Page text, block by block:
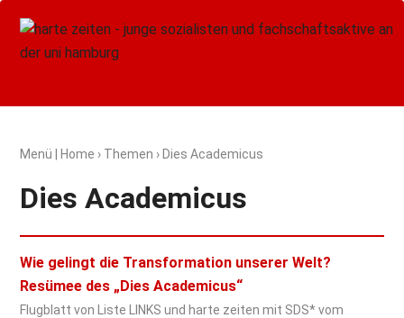
Menü Home › Themen › Dies Academicus
Dies Academicus
Wie gelingt die Transformation unserer Welt?
Resümee des „Dies Academicus“
Flugblatt von Liste LINKS und harte zeiten mit SDS* vom